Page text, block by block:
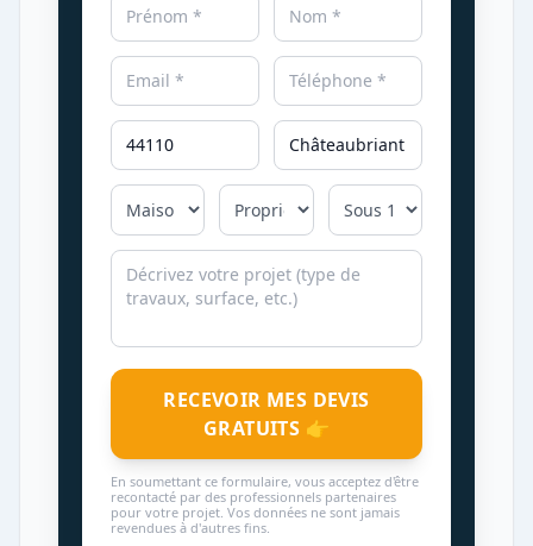
RECEVOIR MES DEVIS
GRATUITS 👉
En soumettant ce formulaire, vous acceptez d'être
recontacté par des professionnels partenaires
pour votre projet. Vos données ne sont jamais
revendues à d'autres fins.